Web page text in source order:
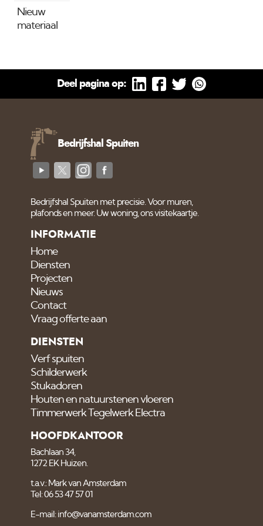
Nieuw
materiaal
Store Download
Android Google play
Deel pagina op:
Bedrijfshal Spuiten
Bedrijfshal Spuiten met precisie. Voor muren,
plafonds en meer. Uw woning, ons visitekaartje.
INFORMATIE
Home
Diensten
Projecten
Nieuws
Contact
Vraag offerte aan
DIENSTEN
Verf spuiten
Schilderwerk
Stukadoren
Houten en natuurstenen vloeren
Timmerwerk Tegelwerk Electra
HOOFDKANTOOR
Bachlaan 34,
1272 EK Huizen.
t.a.v.: Mark van Amsterdam
Tel: 06 53 47 57 01
E-mail: info@vanamsterdam.com